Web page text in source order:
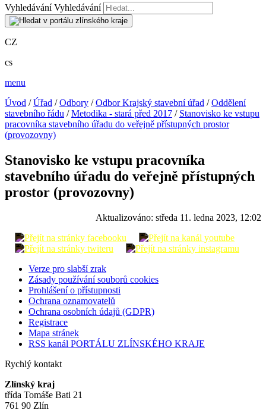
Vyhledávání Vyhledávání
CZ
cs
menu
Úvod /Úřad /Odbory /Odbor Krajský stavební úřad /Oddělení
stavebního řádu /Metodika - stará před 2017 / Stanovisko ke vstupu
pracovníka stavebního úřadu do veřejně přístupných prostor
(provozovny)
Stanovisko ke vstupu pracovníka
stavebního úřadu do veřejně přístupných
prostor (provozovny)
Aktualizováno: středa 11. ledna 2023, 12:02
Verze pro slabší zrak
Zásady používání souborů cookies
Prohlášení o přístupnosti
Ochrana oznamovatelů
Ochrana osobních údajů (GDPR)
Registrace
Mapa stránek
RSS kanál PORTÁLU ZLÍNSKÉHO KRAJE
Rychlý kontakt
Zlínský kraj
třída Tomáše Bati 21
761 90 Zlín